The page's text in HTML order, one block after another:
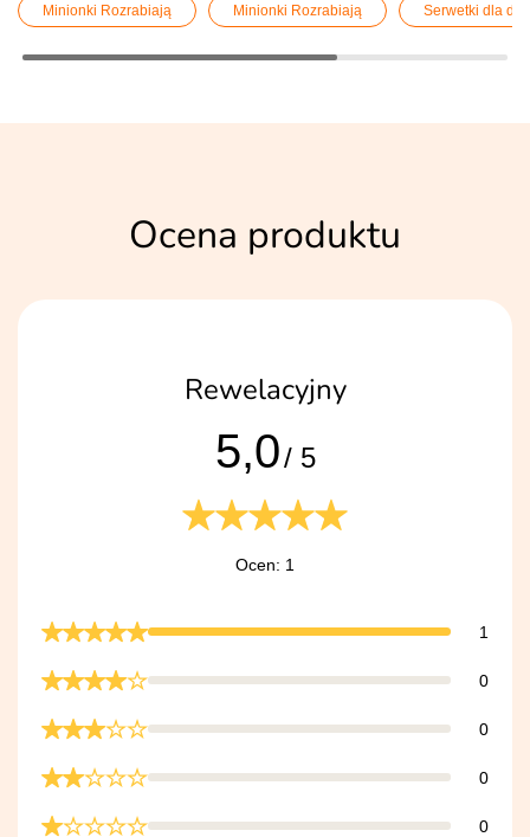
Minionki Rozrabiają Minionki Rozrabiają Serwetki dla
Ocena produktu
Rewelacyjny
5,0/ 5
Ocen: 1
1
0
0
0
0